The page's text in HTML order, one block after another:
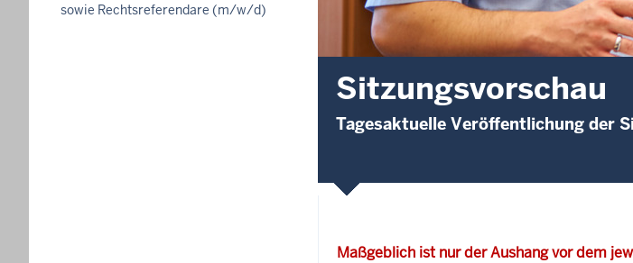
sowie Rechtsreferendare (m/w/d)
Sitzungsvorschau
Tagesaktuelle Veröffentlichung der
Maßgeblich ist nur der Aushang vor dem